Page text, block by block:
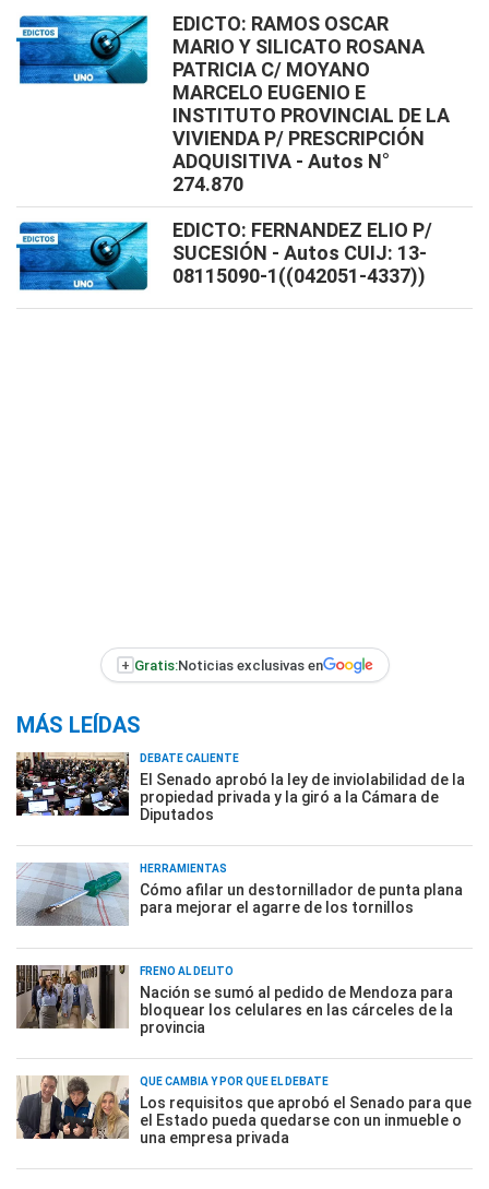
EDICTO: RAMOS OSCAR
MARIO Y SILICATO ROSANA
PATRICIA C/ MOYANO
MARCELO EUGENIO E
INSTITUTO PROVINCIAL DE LA
VIVIENDA P/ PRESCRIPCIÓN
ADQUISITIVA - Autos N°
274.870
EDICTO: FERNANDEZ ELIO P/
SUCESIÓN - Autos CUIJ: 13-
08115090-1((042051-4337))
+ Gratis:Noticias exclusivas en
MÁS LEÍDAS
DEBATE CALIENTE
El Senado aprobó la ley de inviolabilidad de la
propiedad privada y la giró a la Cámara de
Diputados
HERRAMIENTAS
Cómo afilar un destornillador de punta plana
para mejorar el agarre de los tornillos
FRENO AL DELITO
Nación se sumó al pedido de Mendoza para
bloquear los celulares en las cárceles de la
provincia
QUÉ CAMBIA Y POR QUÉ EL DEBATE
Los requisitos que aprobó el Senado para que
el Estado pueda quedarse con un inmueble o
una empresa privada